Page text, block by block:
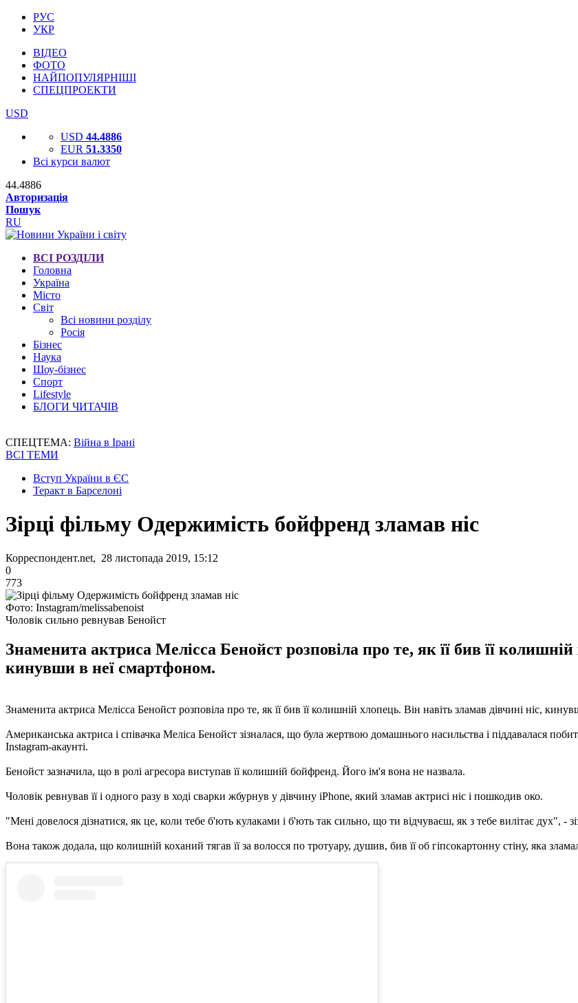
РУС
УКР
ВІДЕО
ФОТО
НАЙПОПУЛЯРНІШІ
СПЕЦПРОЕКТИ
USD
USD 44.4886
EUR 51.3350
Всі курси валют
44.4886
Авторизація
Пошук
RU
ВСІ РОЗДІЛИ
Головна
Україна
Місто
Світ
Всі новини розділу
Росія
Бізнес
Наука
Шоу-бізнес
Спорт
Lifestyle
БЛОГИ ЧИТАЧІВ
СПЕЦТЕМА: Війна в Ірані
ВСІ ТЕМИ
Вступ України в ЄС
Теракт в Барселоні
Зірці фільму Одержимість бойфренд зламав ніс
Корреспондент.net, 28 листопада 2019, 15:12
0
773
Фото: Instagram/melissabenoist
Чоловік сильно ревнував Бенойст
Знаменита актриса Мелісса Бенойст розповіла про те, як її бив її
кинувши в неї смартфоном.
Знаменита актриса Мелісса Бенойст розповіла про те, як її бив її колишній хлопець. Він навіть зламав дівчині ніс,
Американська актриса і співачка Меліса Бенойст зізналася, що була жертвою домашнього насильства і піддавалася
Instagram-акаунті.
Бенойст зазначила, що в ролі агресора виступав її колишній бойфренд. Його ім'я вона не назвала.
Чоловік ревнував її і одного разу в ході сварки жбурнув у дівчину iPhone, який зламав актрисі ніс і пошкодив око.
"Мені довелося дізнатися, як це, коли тебе б'ють кулаками і б'ють так сильно, що ти відчуваєш, як з тебе вилітає дух", -
Вона також додала, що колишній коханий тягав її за волосся по тротуару, душив, бив її об гіпсокартонну стіну, яка